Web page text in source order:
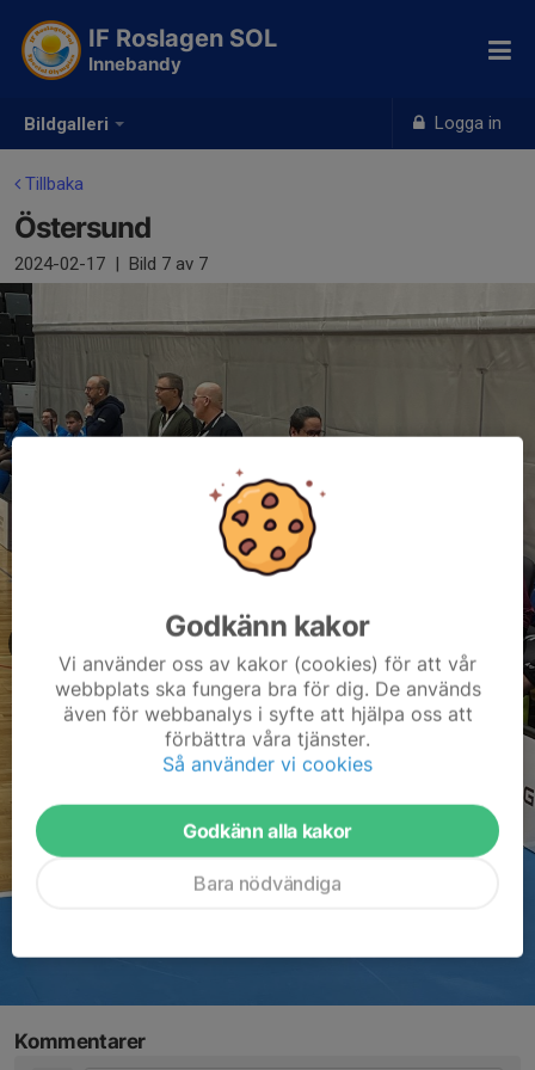
Bildgalleri Logga in
IF Roslagen SOL
Innebandy
Tillbaka
Östersund
2024-02-17 | Bild 7 av 7
Kommentarer
Godkänn kakor
Vi använder oss av kakor (cookies) för att vår
webbplats ska fungera bra för dig. De används
även för webbanalys i syfte att hjälpa oss att
förbättra våra tjänster.
Så använder vi cookies
Godkänn alla kakor
Bara nödvändiga